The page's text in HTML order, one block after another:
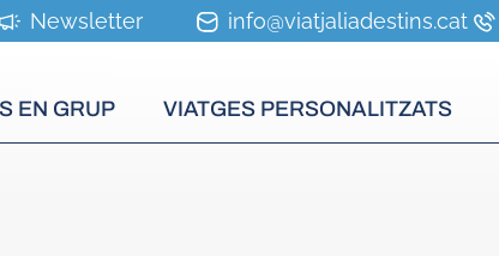
Newsletter info@viatjaliadestins.cat
EN GRUP VIATGES PERSONALITZATS